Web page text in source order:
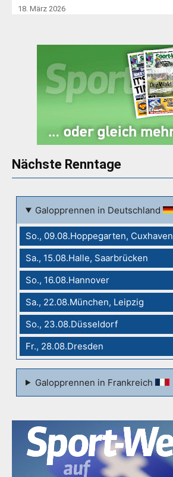
18. März 2026
Nächste Renntage
Galopprennen in Deutschland
So., 09.08.Hoppegarten, Cuxhaven
Sa., 15.08.Halle, Saarbrücken
So., 16.08.Hannover
Sa., 22.08.München, Leipzig
So., 23.08.Düsseldorf
Fr., 28.08.Dresden
Galopprennen in Frankreich